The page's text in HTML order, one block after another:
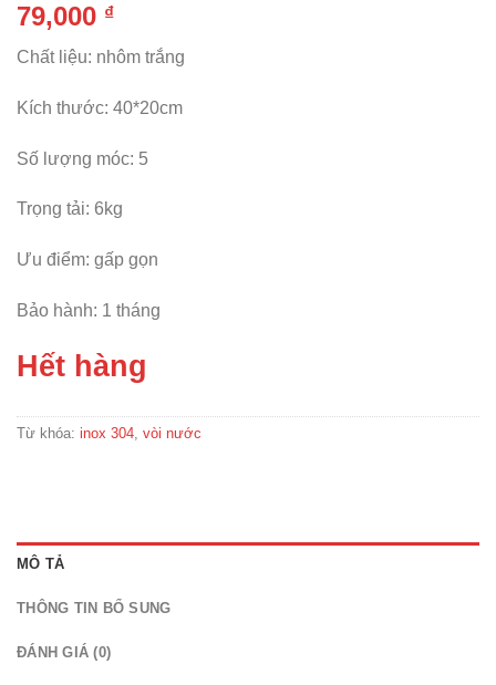
79,000 ₫
Chất liệu: nhôm trắng
Kích thước: 40*20cm
Số lượng móc: 5
Trọng tải: 6kg
Ưu điểm: gấp gọn
Bảo hành: 1 tháng
Hết hàng
Từ khóa: inox 304 vòi nước
MÔ TẢ
THÔNG TIN BỔ SUNG
ĐÁNH GIÁ (0)